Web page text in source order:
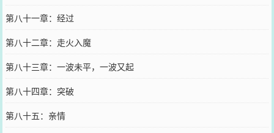
第八十一章：经过
第八十二章：走火入魔
第八十三章：一波未平，一波又起
第八十四章：突破
第八十五：亲情